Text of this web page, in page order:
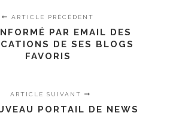
ARTICLE PRÉCÉDENT
PAR EMAIL DES
DE SES BLOGS
FAVORIS
ARTICLE SUIVANT
PORTAIL DE NEWS